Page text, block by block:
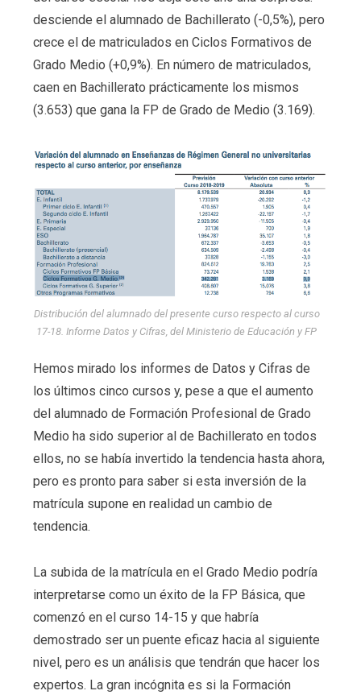
desciende el alumnado de Bachillerato (-0,5%), pero
crece el de matriculados en Ciclos Formativos de
Grado Medio (+0,9%). En número de matriculados,
caen en Bachillerato prácticamente los mismos
(3.653) que gana la FP de Grado de Medio (3.169).
Distribución del alumnado del presente curso respecto al curso
17-18. Informe Datos y Cifras, del Ministerio de Educación y FP
Hemos mirado los informes de Datos y Cifras de
los últimos cinco cursos y, pese a que el aumento
del alumnado de Formación Profesional de Grado
Medio ha sido superior al de Bachillerato en todos
ellos, no se había invertido la tendencia hasta ahora,
pero es pronto para saber si esta inversión de la
matrícula supone en realidad un cambio de
tendencia.
La subida de la matrícula en el Grado Medio podría
interpretarse como un éxito de la FP Básica, que
comenzó en el curso 14-15 y que habría
demostrado ser un puente eficaz hacia al siguiente
nivel, pero es un análisis que tendrán que hacer los
expertos. La gran incógnita es si la Formación